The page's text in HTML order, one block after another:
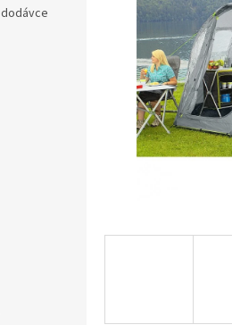
hvězdiček.